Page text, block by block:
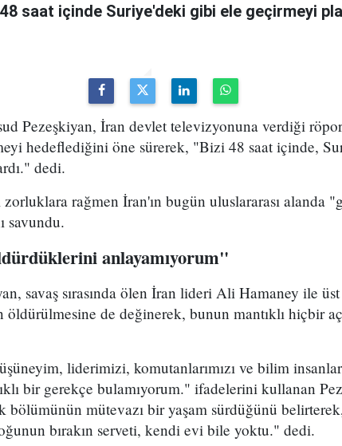
saat içinde Suriye'deki gibi ele geçirmeyi
Pezeşkiyan, İran devlet televizyonuna verdiği
hedeflediğini öne sürerek, "Bizi 48 saat içinde,
dedi.
rağmen İran'ın bugün uluslararası alanda
savundu.
anlayamıyorum"
savaş sırasında ölen İran lideri Ali Hamaney ile
de değinerek, bunun mantıklı hiçbir
liderimizi, komutanlarımızı ve bilim
bir gerekçe bulamıyorum." ifadelerini kullanan
mütevazı bir yaşam sürdüğünü
bırakın serveti, kendi evi bile yoktu." dedi.